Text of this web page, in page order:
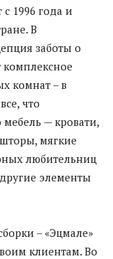
с 1996 года и
В
заботы о
комплексное
комнат – в
что
— кровати,
мягкие
любительниц
элементы
– «Эцмале»
клиентам. Во